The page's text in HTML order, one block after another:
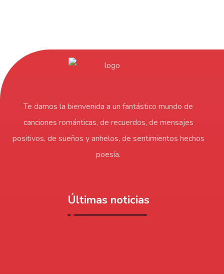
Te damos la bienvenida a un fantástico mundo de
canciones románticas, de recuerdos, de mensajes
positivos, de sueños y anhelos, de sentimientos hechos
poesía.
Últimas noticias